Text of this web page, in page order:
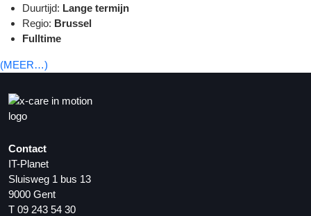
Duurtijd: Lange termijn
Regio: Brussel
Fulltime
(MEER…)
Contact
IT-Planet
Sluisweg 1 bus 13
9000 Gent
T 09 243 54 30